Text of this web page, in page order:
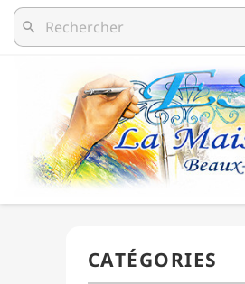
search
Compas